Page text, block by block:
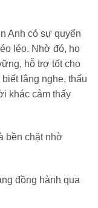
Anh có sự quyến
léo. Nhờ đó, họ
hỗ trợ tốt cho
lắng nghe, thấu
khác cảm thấy
bền chặt nhờ
đồng hành qua